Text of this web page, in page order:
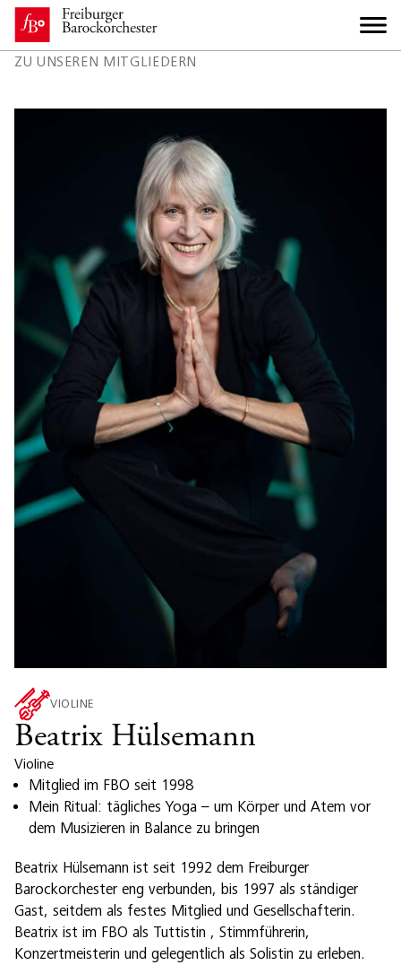
ZU UNSEREN MITGLIEDERN
VIOLINE
Beatrix Hülsemann
Violine
Mitglied im FBO seit 1998
Mein Ritual: tägliches Yoga – um Körper und Atem vor
dem Musizieren in Balance zu bringen
Beatrix Hülsemann ist seit 1992 dem Freiburger
Barockorchester eng verbunden, bis 1997 als ständiger
Gast, seitdem als festes Mitglied und Gesellschafterin.
Beatrix ist im FBO als Tuttistin , Stimmführerin,
Konzertmeisterin und gelegentlich als Solistin zu erleben.